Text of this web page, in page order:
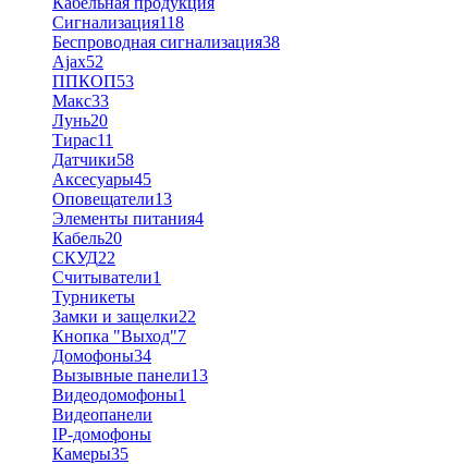
Сигнализация118
Беспроводная сигнализация38
Ajax52
ППКОП53
Макс33
Лунь20
Тирас11
Датчики58
Аксесуары45
Оповещатели13
Элементы питания4
Кабель20
СКУД22
Считыватели1
Турникеты
Замки и защелки22
Кнопка "Выход"7
Домофоны34
Вызывные панели13
Видеодомофоны1
Видеопанели
IP-домофоны
Камеры35